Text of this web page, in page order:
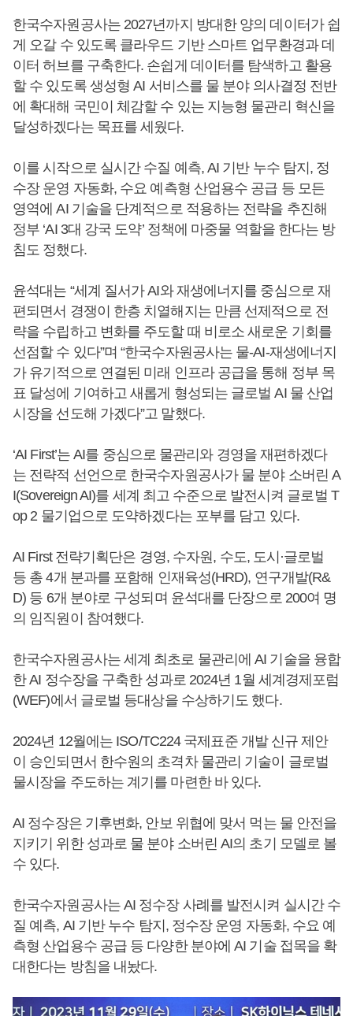
한국수자원공사는 2027년까지 방대한 양의 데이터가 쉽
게 오갈 수 있도록 클라우드 기반 스마트 업무환경과 데
이터 허브를 구축한다. 손쉽게 데이터를 탐색하고 활용
할 수 있도록 생성형 AI 서비스를 물 분야 의사결정 전반
에 확대해 국민이 체감할 수 있는 지능형 물관리 혁신을
달성하겠다는 목표를 세웠다.
이를 시작으로 실시간 수질 예측, AI 기반 누수 탐지, 정
수장 운영 자동화, 수요 예측형 산업용수 공급 등 모든
영역에 AI 기술을 단계적으로 적용하는 전략을 추진해
정부 ‘AI 3대 강국 도약’ 정책에 마중물 역할을 한다는 방
침도 정했다.
윤석대는 “세계 질서가 AI와 재생에너지를 중심으로 재
편되면서 경쟁이 한층 치열해지는 만큼 선제적으로 전
략을 수립하고 변화를 주도할 때 비로소 새로운 기회를
선점할 수 있다”며 “한국수자원공사는 물-AI-재생에너지
가 유기적으로 연결된 미래 인프라 공급을 통해 정부 목
표 달성에 기여하고 새롭게 형성되는 글로벌 AI 물 산업
시장을 선도해 가겠다”고 말했다.
‘AI First’는 AI를 중심으로 물관리와 경영을 재편하겠다
는 전략적 선언으로 한국수자원공사가 물 분야 소버린 A
I(Sovereign AI)를 세계 최고 수준으로 발전시켜 글로벌 T
op 2 물기업으로 도약하겠다는 포부를 담고 있다.
AI First 전략기획단은 경영, 수자원, 수도, 도시·글로벌
등 총 4개 분과를 포함해 인재육성(HRD), 연구개발(R&
D) 등 6개 분야로 구성되며 윤석대를 단장으로 200여 명
의 임직원이 참여했다.
한국수자원공사는 세계 최초로 물관리에 AI 기술을 융합
한 AI 정수장을 구축한 성과로 2024년 1월 세계경제포럼
(WEF)에서 글로벌 등대상을 수상하기도 했다.
2024년 12월에는 ISO/TC224 국제표준 개발 신규 제안
이 승인되면서 한수원의 초격차 물관리 기술이 글로벌
물시장을 주도하는 계기를 마련한 바 있다.
AI 정수장은 기후변화, 안보 위협에 맞서 먹는 물 안전을
지키기 위한 성과로 물 분야 소버린 AI의 초기 모델로 볼
수 있다.
한국수자원공사는 AI 정수장 사례를 발전시켜 실시간 수
질 예측, AI 기반 누수 탐지, 정수장 운영 자동화, 수요 예
측형 산업용수 공급 등 다양한 분야에 AI 기술 접목을 확
대한다는 방침을 내놨다.